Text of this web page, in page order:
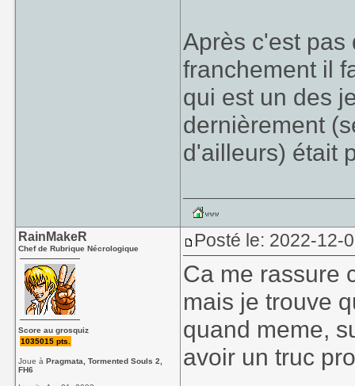
Après c'est pas
franchement il
qui est un des
dernièrement
d'ailleurs) était
RainMakeR
Chef de Rubrique Nécrologique
Score au grosquiz
1035015 pts.
Joue àPragmata, Tormented Souls 2,
FH6
Posté le: 2022-12-
Ca me rassure
mais je trouve
quand meme,
avoir un truc